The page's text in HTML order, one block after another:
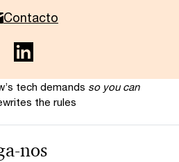
Contacto
tech demands so you can
the rules
nos